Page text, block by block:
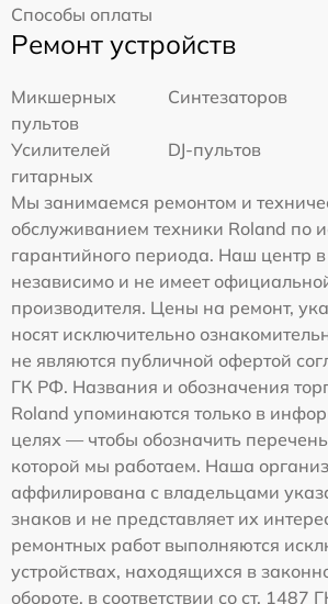
Способы оплаты
Ремонт устройств
Микшерных
пультов
Синтезаторов
Усилителей
гитарных
DJ-пультов
Мы занимаемся ремонтом и
обслуживанием техники Roland по
гарантийного периода. Наш центр
независимо и не имеет
производителя. Цены на ремонт,
носят исключительно
не являются публичной офертой
ГК РФ. Названия и обозначения
Roland упоминаются только в
целях — чтобы обозначить
которой мы работаем. Наша
аффилирована с владельцами
знаков и не представляет их
ремонтных работ выполняются
устройствах, находящихся в
обороте, в соответствии со ст. 1487